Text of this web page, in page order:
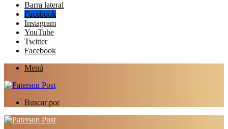
Barra lateral
Facebook
Instagram
YouTube
Twitter
Facebook
Menú
Buscar por